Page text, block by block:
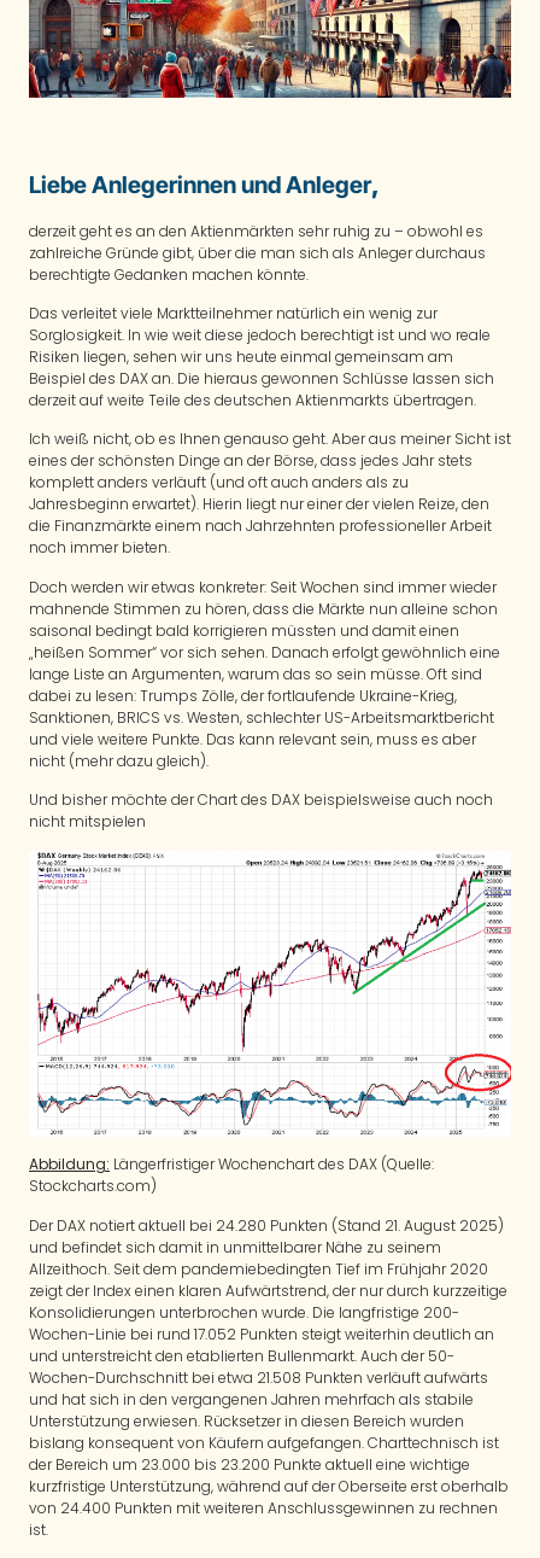
Liebe Anlegerinnen und Anleger,
derzeit geht es an den Aktienmärkten sehr ruhig zu – obwohl es
zahlreiche Gründe gibt, über die man sich als Anleger durchaus
berechtigte Gedanken machen könnte.
Das verleitet viele Marktteilnehmer natürlich ein wenig zur
Sorglosigkeit. In wie weit diese jedoch berechtigt ist und wo reale
Risiken liegen, sehen wir uns heute einmal gemeinsam am
Beispiel des DAX an. Die hieraus gewonnen Schlüsse lassen sich
derzeit auf weite Teile des deutschen Aktienmarkts übertragen.
Ich weiß nicht, ob es Ihnen genauso geht. Aber aus meiner Sicht ist
eines der schönsten Dinge an der Börse, dass jedes Jahr stets
komplett anders verläuft (und oft auch anders als zu
Jahresbeginn erwartet). Hierin liegt nur einer der vielen Reize, den
die Finanzmärkte einem nach Jahrzehnten professioneller Arbeit
noch immer bieten.
Doch werden wir etwas konkreter: Seit Wochen sind immer wieder
mahnende Stimmen zu hören, dass die Märkte nun alleine schon
saisonal bedingt bald korrigieren müssten und damit einen
„heißen Sommer“ vor sich sehen. Danach erfolgt gewöhnlich eine
lange Liste an Argumenten, warum das so sein müsse. Oft sind
dabei zu lesen: Trumps Zölle, der fortlaufende Ukraine-Krieg,
Sanktionen, BRICS vs. Westen, schlechter US-Arbeitsmarktbericht
und viele weitere Punkte. Das kann relevant sein, muss es aber
nicht (mehr dazu gleich).
Und bisher möchte der Chart des DAX beispielsweise auch noch
nicht mitspielen
Abbildung: Längerfristiger Wochenchart des DAX (Quelle:
Stockcharts.com)
Der DAX notiert aktuell bei 24.280 Punkten (Stand 21. August 2025)
und befindet sich damit in unmittelbarer Nähe zu seinem
Allzeithoch. Seit dem pandemiebedingten Tief im Frühjahr 2020
zeigt der Index einen klaren Aufwärtstrend, der nur durch kurzzeitige
Konsolidierungen unterbrochen wurde. Die langfristige 200-
Wochen-Linie bei rund 17.052 Punkten steigt weiterhin deutlich an
und unterstreicht den etablierten Bullenmarkt. Auch der 50-
Wochen-Durchschnitt bei etwa 21.508 Punkten verläuft aufwärts
und hat sich in den vergangenen Jahren mehrfach als stabile
Unterstützung erwiesen. Rücksetzer in diesen Bereich wurden
bislang konsequent von Käufern aufgefangen. Charttechnisch ist
der Bereich um 23.000 bis 23.200 Punkte aktuell eine wichtige
kurzfristige Unterstützung, während auf der Oberseite erst oberhalb
von 24.400 Punkten mit weiteren Anschlussgewinnen zu rechnen
ist.